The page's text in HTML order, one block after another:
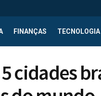
FINANÇAS TECNOLOGIA
cidades